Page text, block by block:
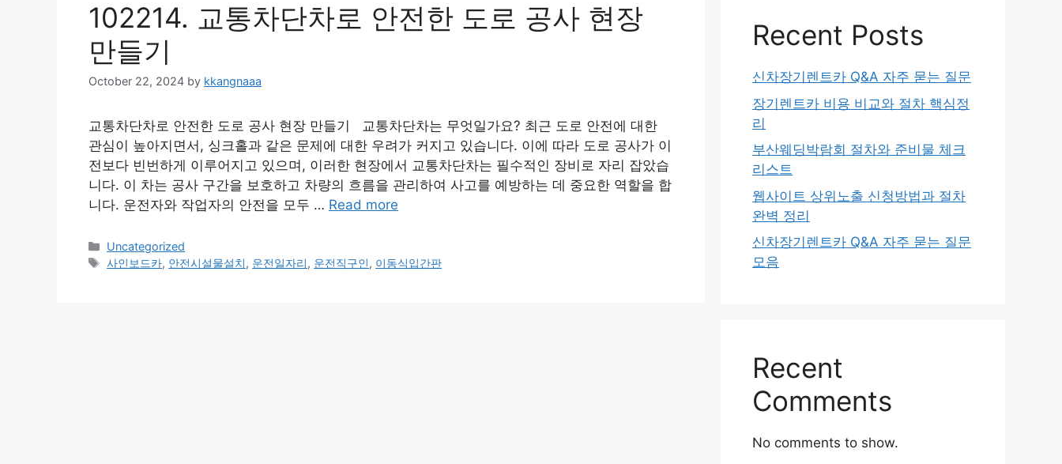
102214. 교통차단차로 안전한 도로 공사 현장
만들기
October 22, 2024 by kkangnaaa
교통차단차로 안전한 도로 공사 현장 만들기 교통차단차는 무엇일가요? 최근 도로 안전에 대한
관심이 높아지면서, 싱크홀과 같은 문제에 대한 우려가 커지고 있습니다. 이에 따라 도로 공사가 이
전보다 빈번하게 이루어지고 있으며, 이러한 현장에서 교통차단차는 필수적인 장비로 자리 잡았습
니다. 이 차는 공사 구간을 보호하고 차량의 흐름을 관리하여 사고를 예방하는 데 중요한 역할을 합
니다. 운전자와 작업자의 안전을 모두 … Read more
Categories
Uncategorized
Tags
사인보드카, 안전시설물설치, 운전일자리, 운전직구인, 이동식입간판
Recent Posts
신차장기렌트카 Q&A 자주 묻는 질문
장기렌트카 비용 비교와 절차 핵심정
리
부산웨딩박람회 절차와 준비물 체크
리스트
웹사이트 상위노출 신청방법과 절차
완벽 정리
신차장기렌트카 Q&A 자주 묻는 질문
모음
Recent
Comments
No comments to show.